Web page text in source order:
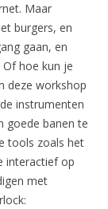
Maar
burgers, en
gaan, en
hoe kun je
deze workshop
instrumenten
goede banen te
tools zoals het
interactief op
met